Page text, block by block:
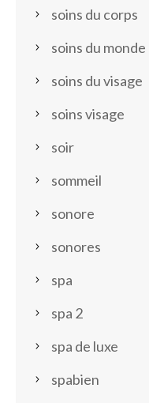
soins du corps
soins du monde
soins du visage
soins visage
soir
sommeil
sonore
sonores
spa
spa 2
spa de luxe
spabien